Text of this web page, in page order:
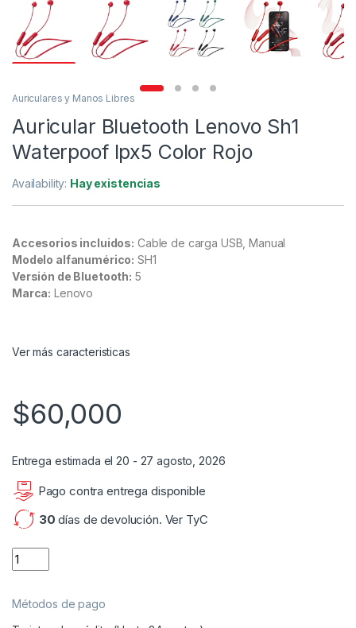
Auriculares y Manos Libres
Auricular Bluetooth Lenovo Sh1
Waterpoof Ipx5 Color Rojo
Availability: Hay existencias
Accesorios incluidos: Cable de carga USB, Manual
Modelo alfanumérico: SH1
Versión de Bluetooth: 5
Marca: Lenovo
Ver más caracteristicas
$60,000
Entrega estimada el 20 - 27 agosto, 2026
Pago contra entrega disponible
30 días de devolución. Ver TyC
Auricular Bluetooth Lenovo Sh1 Waterpoof Ipx5 Color Rojo
Métodos de pago